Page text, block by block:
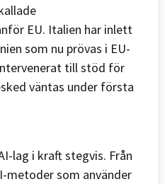
EU. Italien har inlett
som nu prövas i EU-
till stöd för
väntas under första
lag i kraft stegvis. Från
metoder som använder